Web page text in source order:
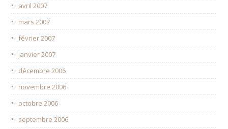
avril 2007
mars 2007
février 2007
janvier 2007
décembre 2006
novembre 2006
octobre 2006
septembre 2006